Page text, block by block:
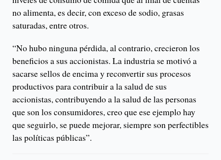
no alimenta, es decir, con exceso de sodio, grasas
saturadas, entre otros.
“No hubo ninguna pérdida, al contrario, crecieron los
beneficios a sus accionistas. La industria se motivó a
sacarse sellos de encima y reconvertir sus procesos
productivos para contribuir a la salud de sus
accionistas, contribuyendo a la salud de las personas
que son los consumidores, creo que ese ejemplo hay
que seguirlo, se puede mejorar, siempre son perfectibles
las políticas públicas”.